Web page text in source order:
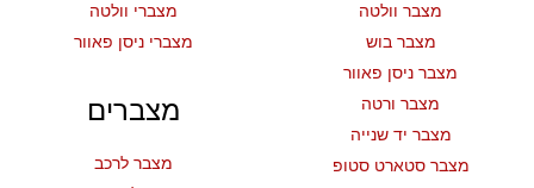
מצבר וולטה
מצבר בוש
מצבר ניסן פאוור
מצבר ורטה
מצבר יד שנייה
מצבר סטארט סטופ
מצברי וולטה
מצברי ניסן פאוור
מצברים
מצבר לרכב